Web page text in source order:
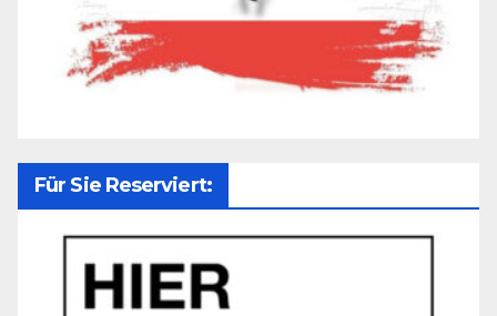
Für Sie Reserviert: